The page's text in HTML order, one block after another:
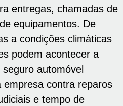
entregas, chamadas de
equipamentos. De
a condições climáticas
podem acontecer a
automóvel
contra reparos
e tempo de